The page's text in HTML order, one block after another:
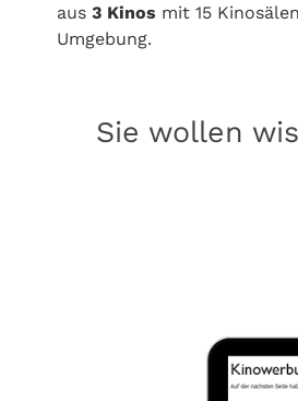
aus 3 Kinos mit 15
Umgebung.
Sie wollen